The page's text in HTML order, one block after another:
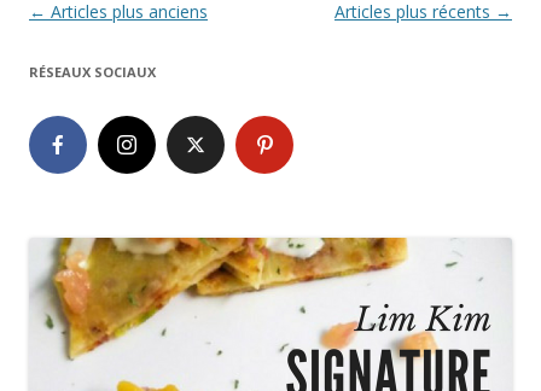
Navigation
articles
← Articles plus anciens Articles plus récents →
RÉSEAUX SOCIAUX